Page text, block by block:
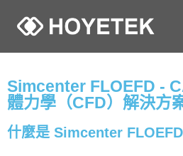
Simcenter FLOEFD -
體力學（CFD）解決方
什麼是 Simcenter FLOEFD